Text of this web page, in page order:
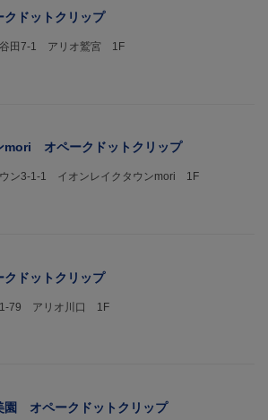
ドットクリップ
谷田7-1 アリオ鷲宮 1F
mori オペークドットクリップ
ウン3-1-1 イオンレイクタウンmori 1F
ドットクリップ
1-79 アリオ川口 1F
園 オペークドットクリップ